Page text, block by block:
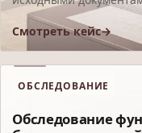
Смотреть кейс
ОБСЛЕДОВАНИЕ
Обследование